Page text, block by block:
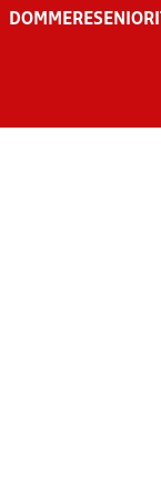
DOMMERESENIOR